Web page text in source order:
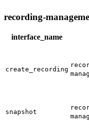
recording-
interface_name
create_recording
snapshot